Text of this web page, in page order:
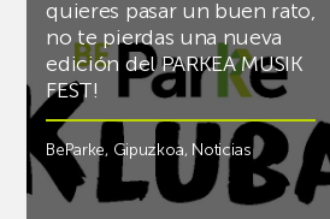
quieres pasar un buen rato,
no te pierdas una nueva
edición del PARKEA MUSIK
FEST!
BeParke, Gipuzkoa, Noticias